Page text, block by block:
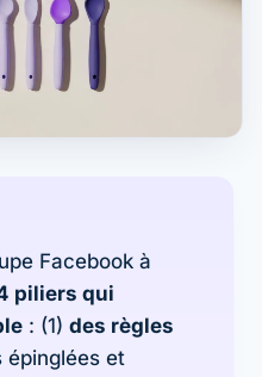
Facebook à
piliers qui
: (1) des règles
et